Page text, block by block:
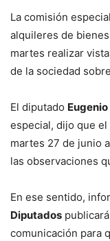
La comisión
alquileres de
martes realizar
de la sociedad
El diputado
especial, dijo que
martes 27 de junio
las observaciones
En ese sentido,
Diputados
comunicación para